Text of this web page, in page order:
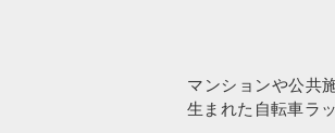
マンションや公共
生まれた自転車ラ